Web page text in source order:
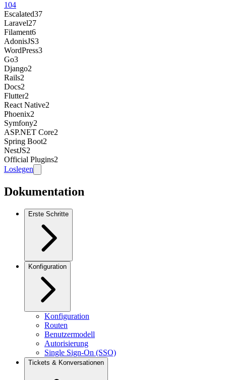
104
Escalated37
Laravel27
Filament6
AdonisJS3
WordPress3
Go3
Django2
Rails2
Docs2
Flutter2
React Native2
Phoenix2
Symfony2
ASP.NET Core2
Spring Boot2
NestJS2
Official Plugins2
Loslegen
Dokumentation
Erste Schritte
Konfiguration
Konfiguration
Routen
Benutzermodell
Autorisierung
Single Sign-On (SSO)
Tickets & Konversationen